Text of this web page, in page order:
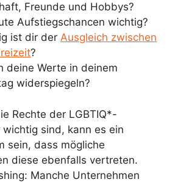
Freunde und Hobbys?
Aufstiegschancen wichtig?
ist dir der Ausgleich zwischen
?
deine Werte in deinem
widerspiegeln?
Rechte der LGBTIQ*-
sind, kann es ein
sein, dass mögliche
diese ebenfalls vertreten.
Manche Unternehmen